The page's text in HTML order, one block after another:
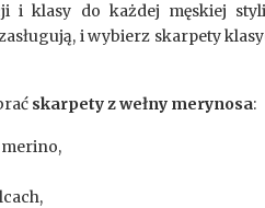
i klasy do każdej męskiej
i wybierz skarpety
skarpety z wełny merynosa:
merino,